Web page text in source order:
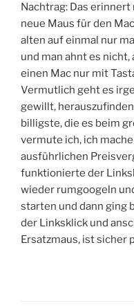
Nachtrag: Das erinnert
neue Maus für den
alten auf einmal nur
und man ahnt es
einen Mac nur mit
Vermutlich geht es
gewillt,
billigste, die es beim
vermute ich, ich
ausführlichen
funktionierte der
wieder rumgoogeln
starten und dann ging
der Linksklick und
Ersatzmaus, ist sicher